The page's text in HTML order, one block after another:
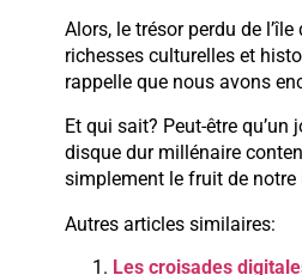
Alors, le trésor perdu de
richesses culturelles et
rappelle que nous avons
Et qui sait? Peut-être
disque dur millénaire
simplement le fruit de notre
Autres articles similaires:
Les croisades